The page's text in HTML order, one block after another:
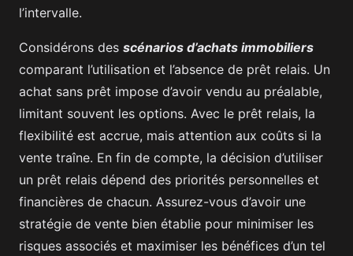
l’intervalle.
Considérons des scénarios d’achats immobiliers
comparant l’utilisation et l’absence de prêt relais. Un
achat sans prêt impose d’avoir vendu au préalable,
limitant souvent les options. Avec le prêt relais, la
flexibilité est accrue, mais attention aux coûts si la
vente traîne. En fin de compte, la décision d’utiliser
un prêt relais dépend des priorités personnelles et
financières de chacun. Assurez-vous d’avoir une
stratégie de vente bien établie pour minimiser les
risques associés et maximiser les bénéfices d’un tel